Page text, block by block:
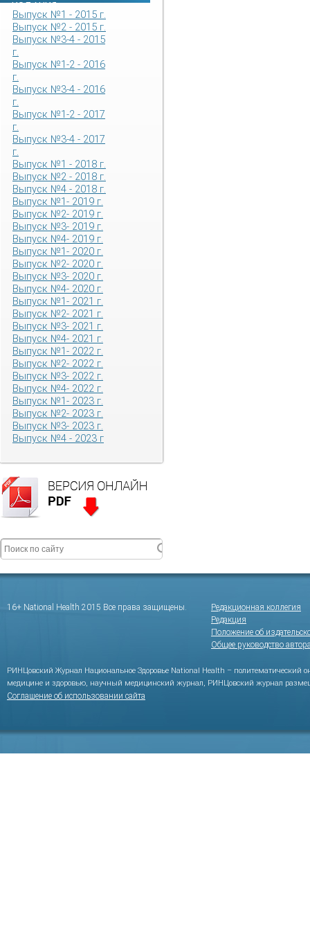
ИЗДАНИЯ
Выпуск №1 - 2015 г.
Выпуск №2 - 2015 г.
Выпуск №3-4 - 2015
г.
Выпуск №1-2 - 2016
г.
Выпуск №3-4 - 2016
г.
Выпуск №1-2 - 2017
г.
Выпуск №3-4 - 2017
г.
Выпуск №1 - 2018 г.
Выпуск №2 - 2018 г.
Выпуск №4 - 2018 г.
Выпуск №1- 2019 г.
Выпуск №2- 2019 г.
Выпуск №3- 2019 г.
Выпуск №4- 2019 г.
Выпуск №1- 2020 г.
Выпуск №2- 2020 г.
Выпуск №3- 2020 г.
Выпуск №4- 2020 г.
Выпуск №1- 2021 г.
Выпуск №2- 2021 г.
Выпуск №3- 2021 г.
Выпуск №4- 2021 г.
Выпуск №1- 2022 г.
Выпуск №2- 2022 г.
Выпуск №3- 2022 г.
Выпуск №4- 2022 г.
Выпуск №1- 2023 г.
Выпуск №2- 2023 г.
Выпуск №3- 2023 г.
Выпуск №4 - 2023 г
16+ National Health 2015 Все права защищены.
Редакционная коллегия
Редакция
Положение об
Общее руководство
РИНЦовский Журнал Национальное Здоровье National Health –
медицине и здоровью, научный медицинский журнал, РИНЦовский журнал
Соглашение об использовании сайта